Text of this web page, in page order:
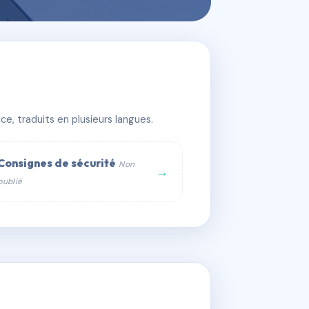
traduits en plusieurs langues.
de sécurité Non
→